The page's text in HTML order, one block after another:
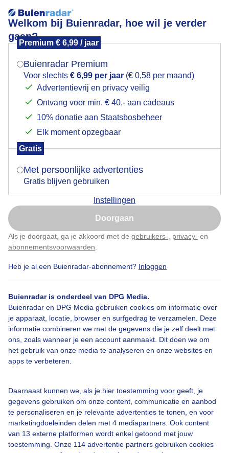
Welkom bij Buienradar, hoe wil je verder
gaan?
Premium € 6,99 / jaar
Buienradar Premium
Voor slechts € 6,99 per jaar (€ 0,58 per maand)
Advertentievrij en privacy veilig
Ontvang voor min. € 40,- aan cadeaus
10% donatie aan Staatsbosbeheer
Elk moment opzegbaar
Gratis
Met persoonlijke advertenties
Gratis blijven gebruiken
Instellingen
Doorgaan
Als je doorgaat, ga je akkoord met de gebruikers- privacy- en
abonnementsvoorwaarden
Heb je al een Buienradar-abonnement? Inloggen
Buienradar is onderdeel van DPG Media.
Buienradar en DPG Media gebruiken cookies om informatie over
je apparaat, locatie, browser en surfgedrag te verzamelen. Deze
informatie combineren we met de gegevens die je zelf deelt met
ons, zoals wanneer je een account aanmaakt. Dit doen we om
het gebruik van onze media te analyseren en onze websites en
apps te verbeteren.
Daarnaast kunnen we, als je hier toestemming voor geeft, je
gegevens gebruiken om onze content, communicatie en aanbod
te personaliseren en je relevante advertenties te tonen, en voor
marketingdoeleinden delen met 4 mediapartners. Ook content
van 13 externe platformen wordt enkel getoond met jouw
toestemming. Onze 114 advertentie partners gebruiken cookies
zon blauw wolken
zon blauwe lucht wolken 10 gr windmolens doen het
goed vandaag
Door: Piet Grim Gemaakt: 12-05-2026, 11x bekeken
Zon Wolken Wind
Bekijk slideshow
Een moment geduld aub...
Mogen we je locatie gebruiken voor het
Indien je hier nog geen akkoord op hebt gegeven,
verschijnt er zo een pop-up uit je browser waarin
Is goed, toon de popup
Nu niet, misschien later
Klik hierom dit aan te passen